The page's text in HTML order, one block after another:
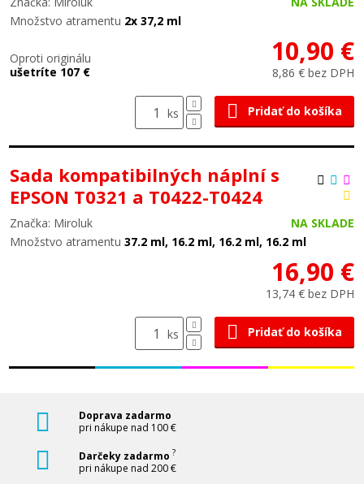
Množstvo atramentu 2x 37,2 ml
Oproti originálu
ušetríte 107 €
10,90 €
8,86 € bez DPH
ks Pridať do košíka
Sada kompatibilných náplní s
EPSON T0321 a T0422-T0424
Značka: Miroluk
NA SKLADE
Množstvo atramentu 37.2 ml, 16.2 ml, 16.2 ml, 16.2 ml
16,90 €
13,74 € bez DPH
ks Pridať do košíka
Doprava zadarmo
pri nákupe nad 100 €
Darčeky zadarmo ?
pri nákupe nad 200 €